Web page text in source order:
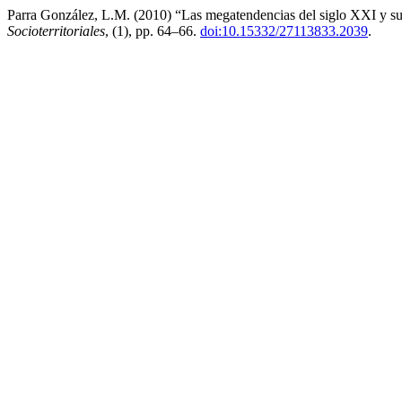
Parra González, L.M. (2010) “Las megatendencias del siglo XXI y
Socioterritoriales, (1), pp. 64–66. doi:10.15332/27113833.2039.